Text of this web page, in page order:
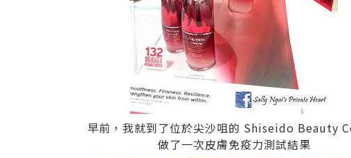
早前，我就到了位於尖沙咀的 Shiseido Beauty
做了一次皮膚免疫力測試結果